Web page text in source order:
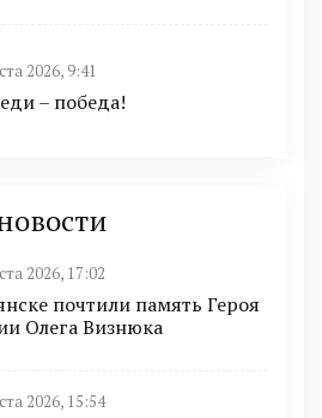
2026, 9:41
– победа!
2026, 17:02
почтили память Героя
Олега Визнюка
2026, 15:54